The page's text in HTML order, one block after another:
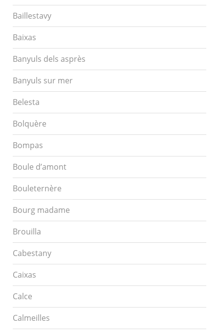
Baillestavy
Baixas
Banyuls dels asprès
Banyuls sur mer
Belesta
Bolquère
Bompas
Boule d’amont
Bouleternère
Bourg madame
Brouilla
Cabestany
Caixas
Calce
Calmeilles